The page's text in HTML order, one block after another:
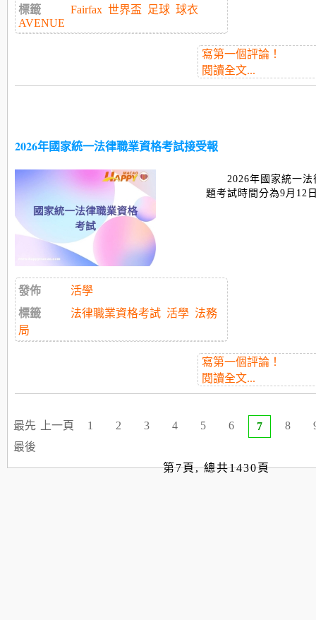
標籤
Fairfax 世界盃 足球 球衣
AVENUE
寫第一個評論！
閱讀全文...
2026年國家統一法律職業資格考試接受報
名
2026年國家統一
題考試時間分為9月
發佈
活學
標籤
法律職業資格考試 活學 法務
局
寫第一個評論！
閱讀全文...
最先 上一頁 1 2 3 4 5 6 7 8
最後
第7頁, 總共1430頁